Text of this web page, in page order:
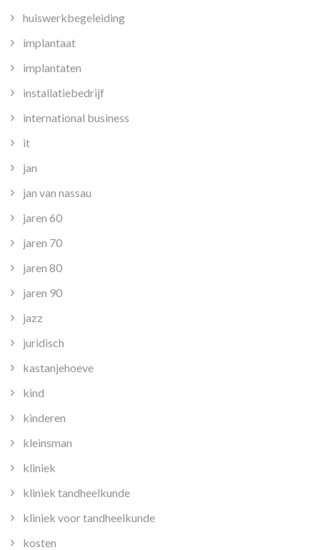
huiswerkbegeleiding
implantaat
implantaten
installatiebedrijf
international business
it
jan
jan van nassau
jaren 60
jaren 70
jaren 80
jaren 90
jazz
juridisch
kastanjehoeve
kind
kinderen
kleinsman
kliniek
kliniek tandheelkunde
kliniek voor tandheelkunde
kosten